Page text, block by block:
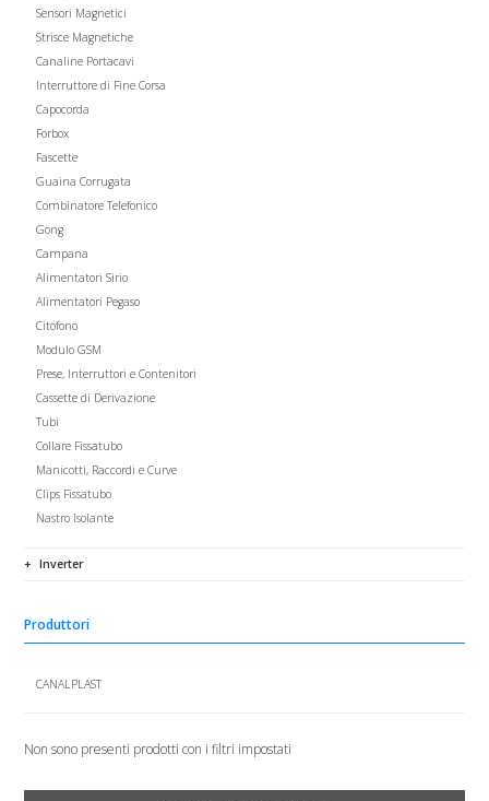
Sensori Magnetici
Strisce Magnetiche
Canaline Portacavi
Interruttore di Fine Corsa
Capocorda
Forbox
Fascette
Guaina Corrugata
Combinatore Telefonico
Gong
Campana
Alimentatori Sirio
Alimentatori Pegaso
Citofono
Modulo GSM
Prese, Interruttori e Contenitori
Cassette di Derivazione
Tubi
Collare Fissatubo
Manicotti, Raccordi e Curve
Clips Fissatubo
Nastro Isolante
Inverter
Produttori
CANALPLAST
Non sono presenti prodotti con i filtri impostati